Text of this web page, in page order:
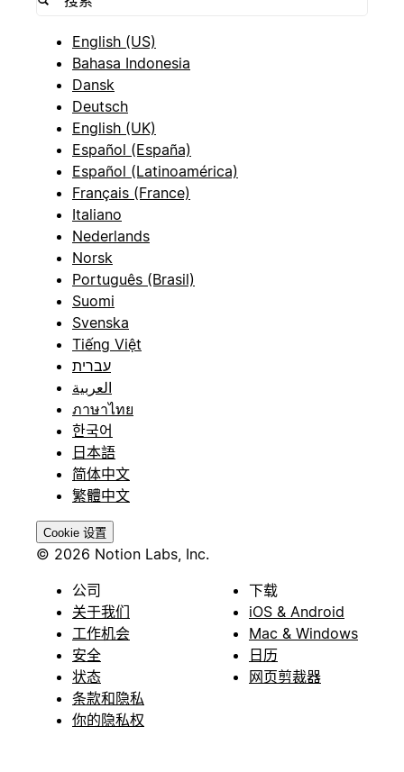
English (US)
Bahasa Indonesia
Dansk
Deutsch
English (UK)
Español (España)
Español (Latinoamérica)
Français (France)
Italiano
Nederlands
Norsk
Português (Brasil)
Suomi
Svenska
Tiếng Việt
עברית
العربية
ภาษาไทย
한국어
日本語
简体中文
繁體中文
Cookie 设置
© 2026 Notion Labs, Inc.
公司
关于我们
工作机会
安全
状态
条款和隐私
你的隐私权
下载
iOS & Android
Mac & Windows
日历
网页剪裁器